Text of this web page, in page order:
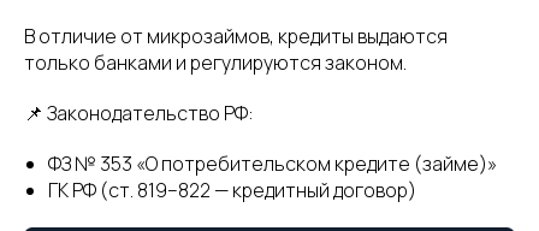
В отличие от микрозаймов, кредиты выдаются
только банками и регулируются законом.
📌 Законодательство РФ:
ФЗ № 353 «О потребительском кредите (займе)»
ГК РФ (ст. 819–822 — кредитный договор)